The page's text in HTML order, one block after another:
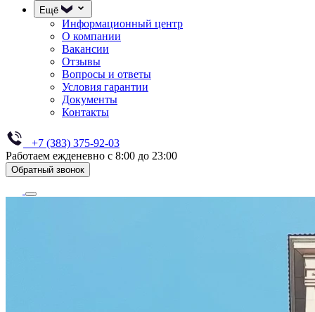
Ещё
Информационный центр
О компании
Вакансии
Отзывы
Вопросы и ответы
Условия гарантии
Документы
Контакты
+7 (383) 375-92-03
Работаем ежденевно с 8:00 до 23:00
Обратный звонок